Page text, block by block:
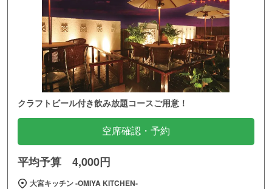
クラフトビール付き飲み放題コースご用意！
空席確認・予約
平均予算 4,000円
大宮キッチン ‐OMIYA KITCHEN‐